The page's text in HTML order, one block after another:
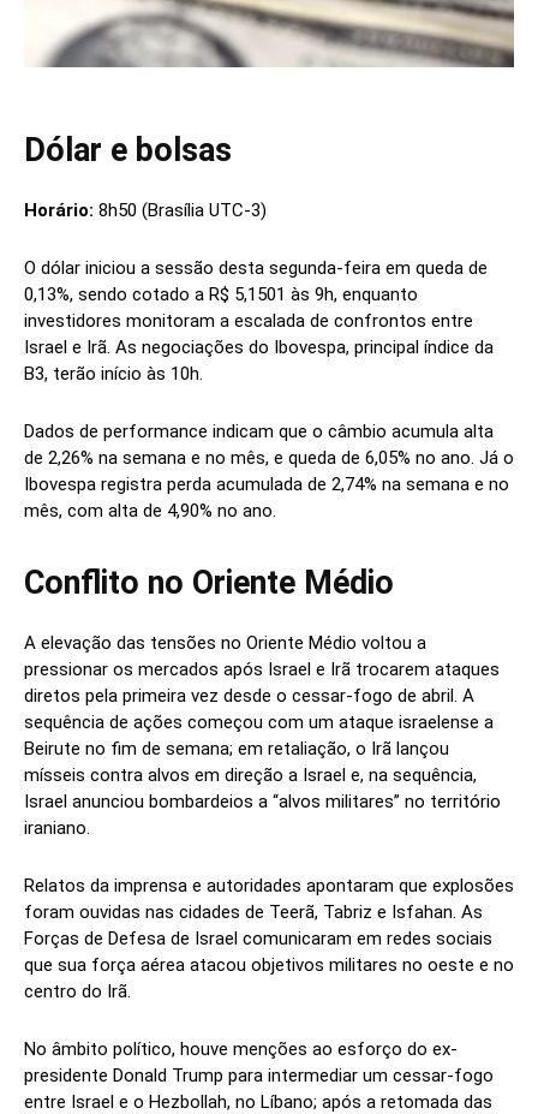
Dólar e bolsas
Horário: 8h50 (Brasília UTC-3)
O dólar iniciou a sessão desta segunda-feira em queda de
0,13%, sendo cotado a R$ 5,1501 às 9h, enquanto
investidores monitoram a escalada de confrontos entre
Israel e Irã. As negociações do Ibovespa, principal índice da
B3, terão início às 10h.
Dados de performance indicam que o câmbio acumula alta
de 2,26% na semana e no mês, e queda de 6,05% no ano. Já o
Ibovespa registra perda acumulada de 2,74% na semana e no
mês, com alta de 4,90% no ano.
Conflito no Oriente Médio
A elevação das tensões no Oriente Médio voltou a
pressionar os mercados após Israel e Irã trocarem ataques
diretos pela primeira vez desde o cessar-fogo de abril. A
sequência de ações começou com um ataque israelense a
Beirute no fim de semana; em retaliação, o Irã lançou
mísseis contra alvos em direção a Israel e, na sequência,
Israel anunciou bombardeios a “alvos militares” no território
iraniano.
Relatos da imprensa e autoridades apontaram que explosões
foram ouvidas nas cidades de Teerã, Tabriz e Isfahan. As
Forças de Defesa de Israel comunicaram em redes sociais
que sua força aérea atacou objetivos militares no oeste e no
centro do Irã.
No âmbito político, houve menções ao esforço do ex-
presidente Donald Trump para intermediar um cessar-fogo
entre Israel e o Hezbollah, no Líbano; após a retomada das